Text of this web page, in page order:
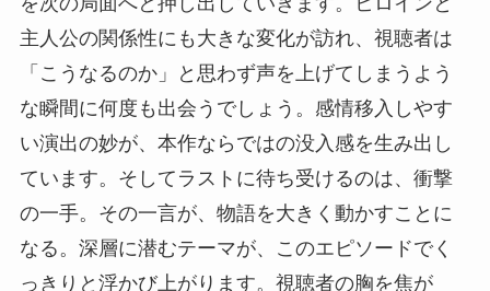
主人公の関係性にも大きな変化が訪れ、視聴者は
「こうなるのか」と思わず声を上げてしまうよう
な瞬間に何度も出会うでしょう。感情移入しやす
い演出の妙が、本作ならではの没入感を生み出し
ています。そしてラストに待ち受けるのは、衝撃
の一手。その一言が、物語を大きく動かすことに
なる。深層に潜むテーマが、このエピソードでく
っきりと浮かび上がります。視聴者の胸を焦が